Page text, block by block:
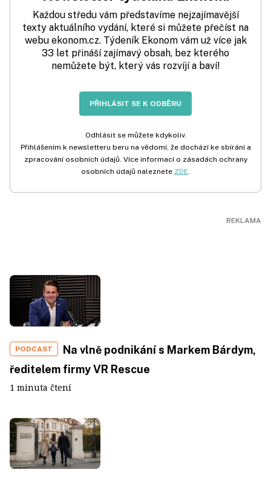
Každou středu vám představíme nejzajímavější
texty aktuálního vydání, které si můžete přečíst na
webu ekonom.cz. Týdeník Ekonom vám už více jak
33 let přináší zajímavý obsah, bez kterého
nemůžete být, který vás rozvíjí a baví!
PŘIHLÁSIT SE K ODBĚRU
Odhlásit se můžete kdykoliv.
Přihlášením k newsletteru beru na vědomí, že dochází ke sbírání a
zpracování osobních údajů. Více informací o zásadách ochrany
osobních údajů naleznete ZDE.
PODCAST
Na vlně podnikání s Markem Bárdym,
ředitelem firmy VR Rescue
1 minuta čtení